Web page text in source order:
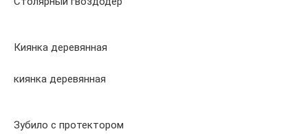
Киянка деревянная
киянка деревянная
Зубило с протектором